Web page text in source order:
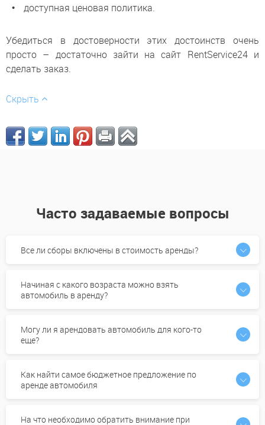
доступная ценовая политика.
Убедиться в достоверности этих достоинств очень
просто – достаточно зайти на сайт RentService24 и
сделать заказ.
Скрыть
Часто задаваемые вопросы
Все ли сборы включены в стоимость аренды?
Начиная с какого возраста можно взять
автомобиль в аренду?
Могу ли я арендовать автомобиль для кого-то
еще?
Как найти самое бюджетное предложение по
аренде автомобиля
На что необходимо обратить внимание при